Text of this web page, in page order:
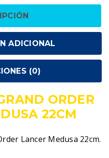
ADICIONAL
(0)
ORDER
22CM
Lancer Medusa 22cm.